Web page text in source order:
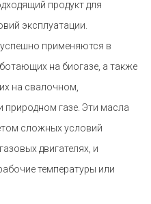
продукт для
эксплуатации.
применяются в
на биогазе, а также
на свалочном,
природном газе. Эти масла
сложных условий
двигателях, и
температуры или